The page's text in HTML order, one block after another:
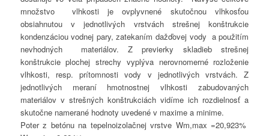
množstvo vlhkosti je ovplyvnené skutočnou vlhkosťou
obsiahnutou v jednotlivých vrstvách strešnej konštrukcie
kondenzáciou vodnej pary, zatekaním dažďovej vody a použitím
nevhodných materiálov. Z previerky skladieb strešnej
konštrukcie plochej strechy vyplýva nerovnomerné rozloženie
vlhkosti, resp. prítomnosti vody v jednotlivých vrstvách. Z
jednotlivých meraní hmotnostnej vlhkosti zabudovaných
materiálov v strešných konštrukciách vidíme ich rozdielnosť a
skutočne namerané hodnoty uvedené v maxime a minime.
Poter z betónu na tepelnoizolačnej vrstve Wm,max =20,923%